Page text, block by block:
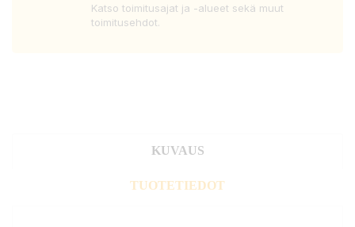
Katso toimitusajat ja -alueet sekä muut
toimitusehdot.
KUVAUS
TUOTETIEDOT